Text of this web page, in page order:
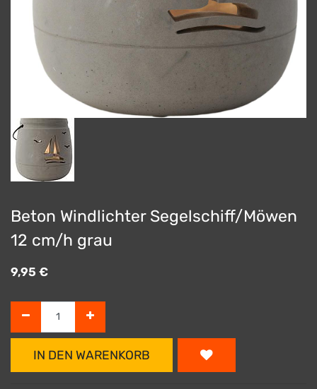
Beton Windlichter Segelschiff/Möwen
12 cm/h grau
9,95 €
IN DEN WARENKORB